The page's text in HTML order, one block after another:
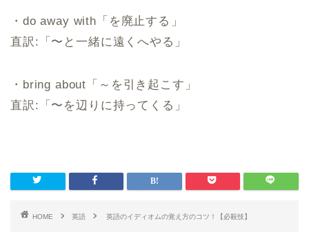
・do away with「を廃止する⁠」
直訳:「〜と一緒に遠くへやる」
・bring about「～を引き起こす」
直訳:「〜を辺りに持ってくる」
HOME 英語 英語のイディオムの覚え方のコツ！【必殺技】